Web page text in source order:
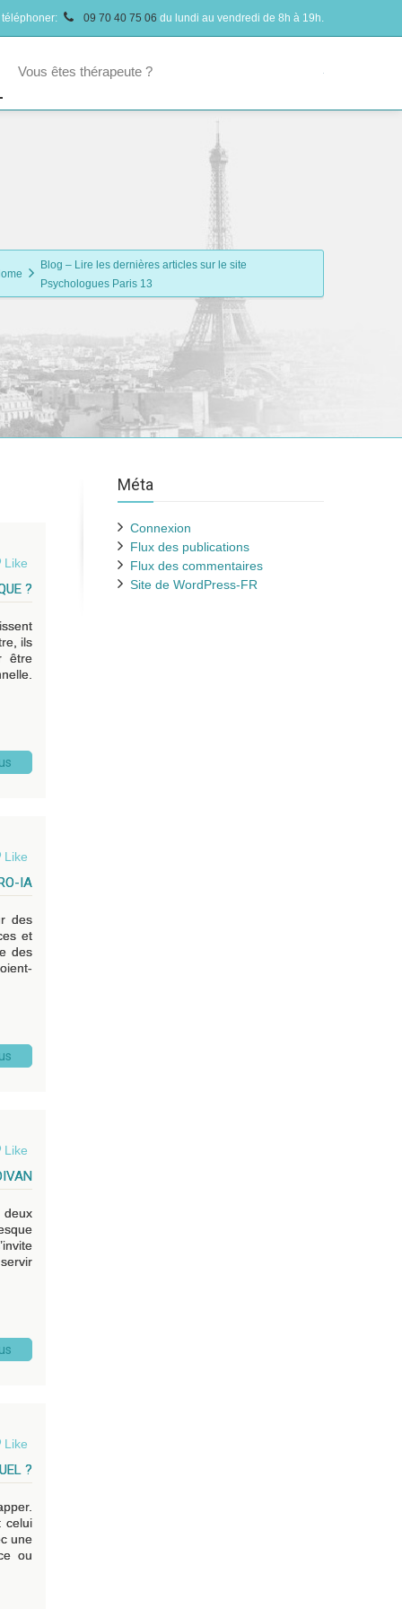
téléphoner: 09 70 40 75 06 du lundi au vendredi de 8h à 19h.
Vous êtes thérapeute ?
Blog – Lire les dernières articles sur le site
Psychologues Paris 13
Like
?
ils
être
Like
IA
des
et
des
Like
deux
Like
?
celui
une
ou
Méta
Connexion
Flux des publications
Flux des commentaires
Site de WordPress-FR